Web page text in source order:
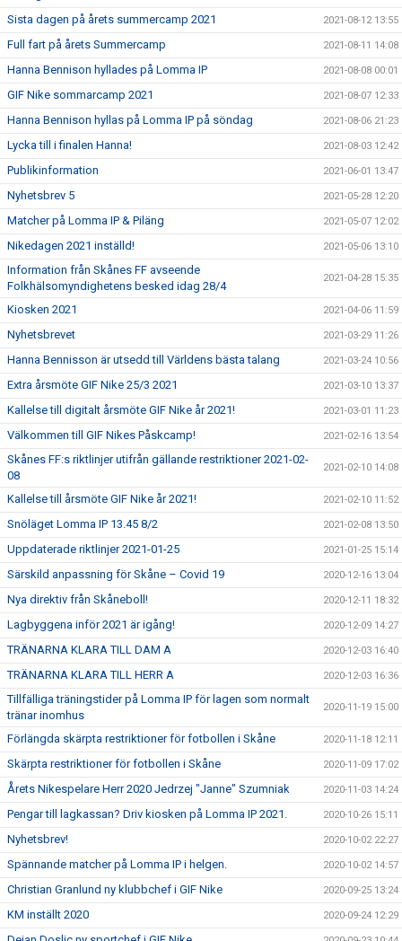
Sista dagen på årets summercamp 2021 2021-08-12 13:55
Full fart på årets Summercamp 2021-08-11 14:08
Hanna Bennison hyllades på Lomma IP 2021-08-08 00:01
GIF Nike sommarcamp 2021 2021-08-07 12:33
Hanna Bennison hyllas på Lomma IP på söndag 2021-08-06 21:23
Lycka till i finalen Hanna! 2021-08-03 12:42
Publikinformation 2021-06-01 13:47
Nyhetsbrev 5 2021-05-28 12:20
Matcher på Lomma IP & Piläng 2021-05-07 12:02
Nikedagen 2021 inställd! 2021-05-06 13:10
Information från Skånes FF avseende
Folkhälsomyndighetens besked idag 28/4
2021-04-28 15:35
Kiosken 2021 2021-04-06 11:59
Nyhetsbrevet 2021-03-29 11:26
Hanna Bennisson är utsedd till Världens bästa talang 2021-03-24 10:56
Extra årsmöte GIF Nike 25/3 2021 2021-03-10 13:37
Kallelse till digitalt årsmöte GIF Nike år 2021! 2021-03-01 11:23
Välkommen till GIF Nikes Påskcamp! 2021-02-16 13:54
Skånes FF:s riktlinjer utifrån gällande restriktioner 2021-02-
08
2021-02-10 14:08
Kallelse till årsmöte GIF Nike år 2021! 2021-02-10 11:52
Snöläget Lomma IP 13.45 8/2 2021-02-08 13:50
Uppdaterade riktlinjer 2021-01-25 2021-01-25 15:14
Särskild anpassning för Skåne – Covid 19 2020-12-16 13:04
Nya direktiv från Skåneboll! 2020-12-11 18:32
Lagbyggena inför 2021 är igång! 2020-12-09 14:27
TRÄNARNA KLARA TILL DAM A 2020-12-03 16:40
TRÄNARNA KLARA TILL HERR A 2020-12-03 16:36
Tillfälliga träningstider på Lomma IP för lagen som normalt
tränar inomhus
2020-11-19 15:00
Förlängda skärpta restriktioner för fotbollen i Skåne 2020-11-18 12:11
Skärpta restriktioner för fotbollen i Skåne 2020-11-09 17:02
Årets Nikespelare Herr 2020 Jedrzej "Janne" Szumniak 2020-11-03 14:24
Pengar till lagkassan? Driv kiosken på Lomma IP 2021. 2020-10-26 15:11
Nyhetsbrev! 2020-10-02 22:27
Spännande matcher på Lomma IP i helgen. 2020-10-02 14:57
Christian Granlund ny klubbchef i GIF Nike 2020-09-25 13:24
KM inställt 2020 2020-09-24 12:29